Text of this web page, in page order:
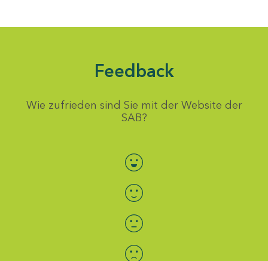
Feedback
Wie zufrieden sind Sie mit der Website der
SAB?
Bewertung auswählen